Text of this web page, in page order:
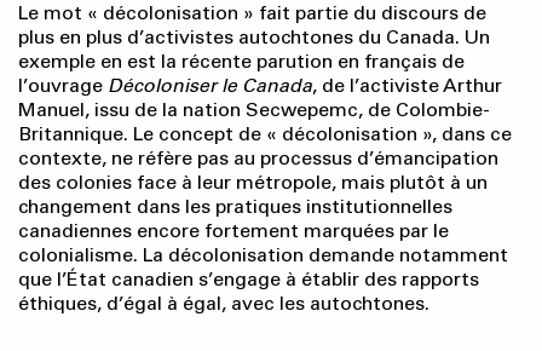
Le mot « décolonisation » fait partie du discours de
plus en plus d’activistes autochtones du Canada. Un
exemple en est la récente parution en français de
l’ouvrage Décoloniser le Canada, de l’activiste Arthur
Manuel, issu de la nation Secwepemc, de Colombie-
Britannique. Le concept de « décolonisation », dans ce
contexte, ne réfère pas au processus d’émancipation
des colonies face à leur métropole, mais plutôt à un
changement dans les pratiques institutionnelles
canadiennes encore fortement marquées par le
colonialisme. La décolonisation demande notamment
que l’État canadien s’engage à établir des rapports
éthiques, d’égal à égal, avec les autochtones.